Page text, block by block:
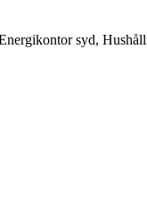
syd,